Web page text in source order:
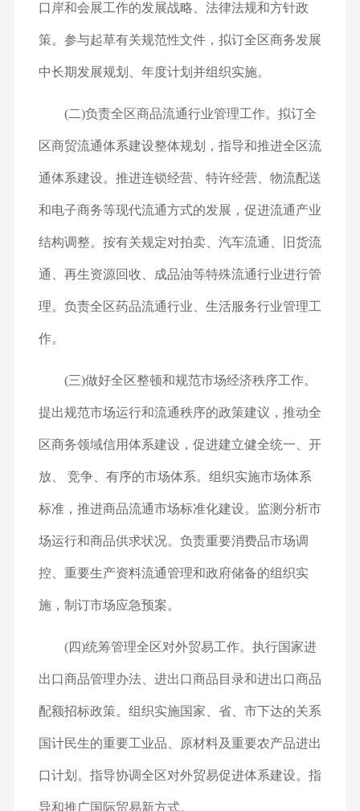
口岸和会展工作的发展战略、法律法规和方针政
策。参与起草有关规范性文件，拟订全区商务发展
中长期发展规划、年度计划并组织实施。
(二)负责全区商品流通行业管理工作。拟订全
区商贸流通体系建设整体规划，指导和推进全区流
通体系建设。推进连锁经营、特许经营、物流配送
和电子商务等现代流通方式的发展，促进流通产业
结构调整。按有关规定对拍卖、汽车流通、旧货流
通、再生资源回收、成品油等特殊流通行业进行管
理。负责全区药品流通行业、生活服务行业管理工
作。
(三)做好全区整顿和规范市场经济秩序工作。
提出规范市场运行和流通秩序的政策建议，推动全
区商务领域信用体系建设，促进建立健全统一、开
放、 竞争、有序的市场体系。组织实施市场体系
标准，推进商品流通市场标准化建设。监测分析市
场运行和商品供求状况。负责重要消费品市场调
控、重要生产资料流通管理和政府储备的组织实
施，制订市场应急预案。
(四)统筹管理全区对外贸易工作。执行国家进
出口商品管理办法、进出口商品目录和进出口商品
配额招标政策。组织实施国家、省、市下达的关系
国计民生的重要工业品、原材料及重要农产品进出
口计划。指导协调全区对外贸易促进体系建设。指
导和推广国际贸易新方式。